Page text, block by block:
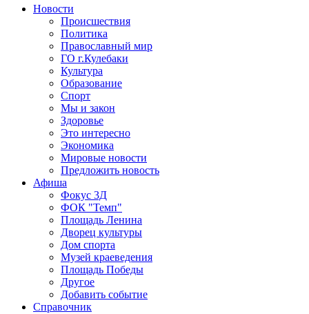
Новости
Происшествия
Политика
Православный мир
ГО г.Кулебаки
Культура
Образование
Спорт
Мы и закон
Здоровье
Это интересно
Экономика
Мировые новости
Предложить новость
Афиша
Фокус 3Д
ФОК "Темп"
Площадь Ленина
Дворец культуры
Дом спорта
Музей краеведения
Площадь Победы
Другое
Добавить событие
Справочник